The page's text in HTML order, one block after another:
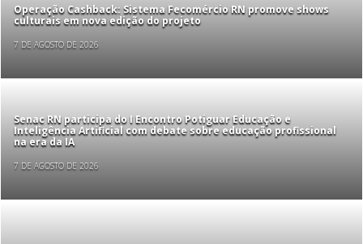
Operação Cashback: Sistema Fecomércio RN promove shows
culturais em nova edição do projeto
7 DE AGOSTO DE 2026
Senac RN participa do I Encontro Potiguar Educação e
Inteligência Artificial com debate sobre educação profissional
na era da IA
7 DE AGOSTO DE 2026